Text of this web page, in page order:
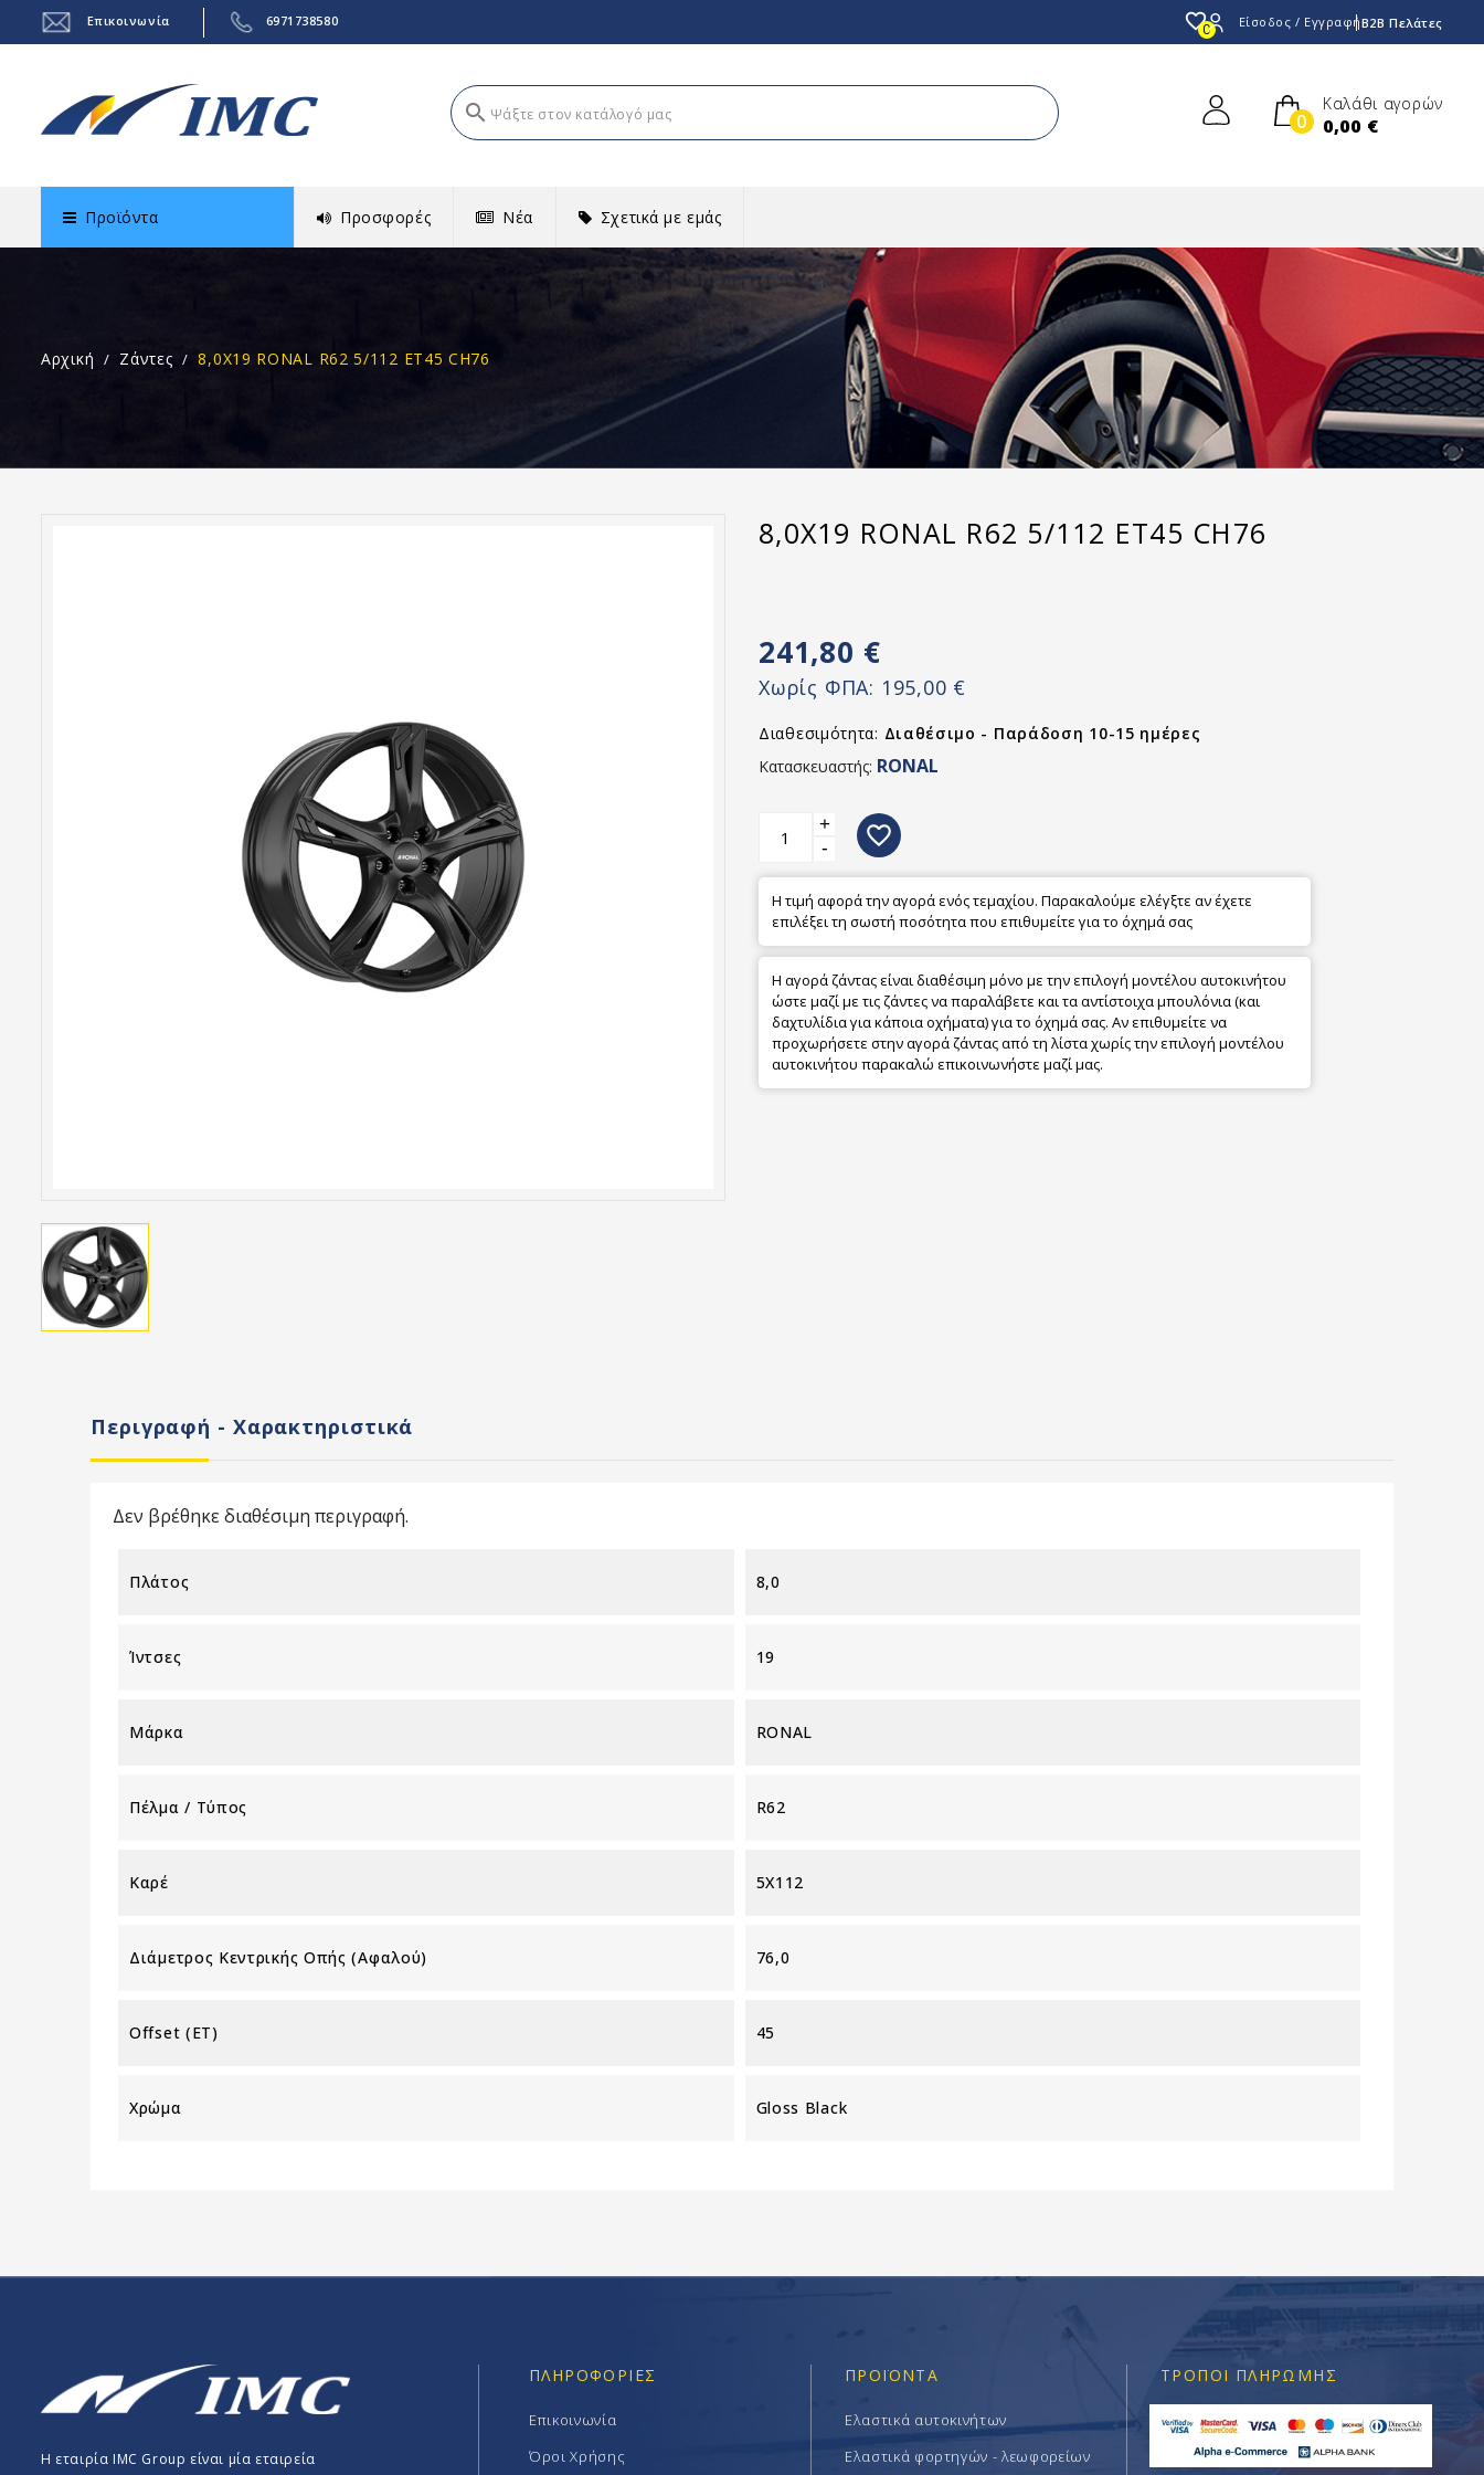
Επικοινωνία 6971738580 favorite_border0 Είσοδος / ΕγγραφήB2B Πελάτες
search 0
Καλάθι αγορών
0,00 €
Προϊόντα Προσφορές Νέα Σχετικά με εμάς
Αρχική Ζάντες 8,0X19 RONAL R62 5/112 ET45 CH76
8,0X19 RONAL R62 5/112 ET45 CH76
241,80 €
Χωρίς ΦΠΑ: 195,00 €
Διαθεσιμότητα: Διαθέσιμο - Παράδοση 10-15 ημέρες
Κατασκευαστής: RONAL
+
-
favorite_border
Η τιμή αφορά την αγορά ενός τεμαχίου. Παρακαλούμε ελέγξτε αν έχετε
επιλέξει τη σωστή ποσότητα που επιθυμείτε για το όχημά σας
Η αγορά ζάντας είναι διαθέσιμη μόνο με την επιλογή μοντέλου αυτοκινήτου
ώστε μαζί με τις ζάντες να παραλάβετε και τα αντίστοιχα μπουλόνια (και
δαχτυλίδια για κάποια οχήματα) για το όχημά σας. Αν επιθυμείτε να
προχωρήσετε στην αγορά ζάντας από τη λίστα χωρίς την επιλογή μοντέλου
αυτοκινήτου παρακαλώ επικοινωνήστε μαζί μας.
Περιγραφή - Χαρακτηριστικά
Δεν βρέθηκε διαθέσιμη περιγραφή.
Πλάτος 8,0
Ίντσες 19
Μάρκα RONAL
Πέλμα / Τύπος R62
Καρέ 5X112
Διάμετρος Κεντρικής Οπής (αφαλού) 76,0
Offset (ET) 45
Χρώμα Gloss Black
Η εταιρία IMC Group είναι μία εταιρεία
ΠΛΗΡΟΦΟΡΊΕΣ
Επικοινωνία
Όροι Χρήσης
ΠΡΟΪΟΝΤΑ
Ελαστικά αυτοκινήτων
Ελαστικά φορτηγών - λεωφορείων
ΤΡΌΠΟΙ ΠΛΗΡΩΜΉΣ